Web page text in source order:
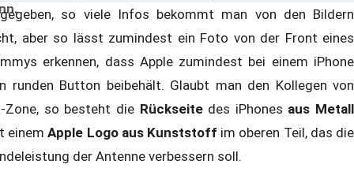
so viele Infos bekommt man von den Bildern
aber so lässt zumindest ein Foto von der Front eines
erkennen, dass Apple zumindest bei einem iPhone
runden Button beibehält. Glaubt man den Kollegen von
Zone, so besteht die Rückseitedes iPhones aus Metall
einemApple Logo aus Kunststoff im oberen Teil, das die
der Antenne verbessern soll.